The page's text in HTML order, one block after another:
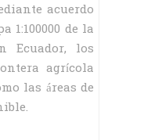
acuerdo
1:100000 de la
Ecuador, los
agrícola
las áreas de